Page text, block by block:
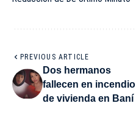
PREVIOUS ARTICLE
Dos hermanos
fallecen en incendio
de vivienda en Baní